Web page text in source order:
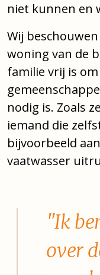
niet kunnen en
Wij
woning van de
familie vrij is
nodig is. Zoals
iemand die
bijvoorbeeld
vaatwasser
"Ik
over